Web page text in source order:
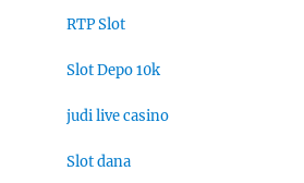
RTP Slot
Slot Depo 10k
judi live casino
Slot dana